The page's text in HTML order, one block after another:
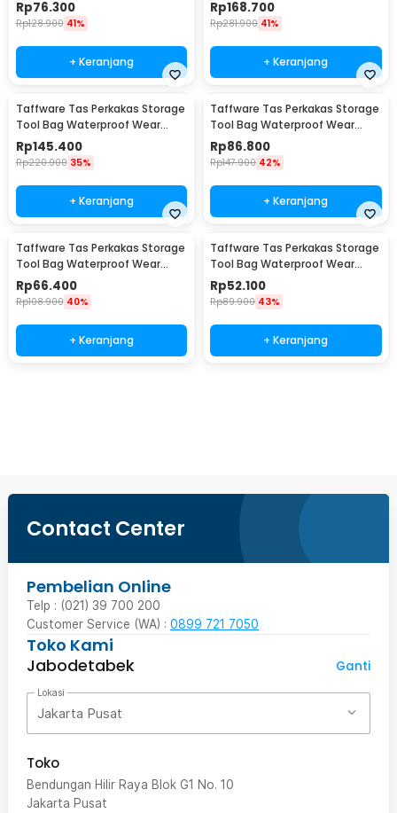
Rp76.300
Rp128.900 41%
+ Keranjang
Rp168.700
Rp281.900 41%
+ Keranjang
Taffware Tas Perkakas Storage
Tool Bag Waterproof Wear
Resistant 21 Inch - A02584
Rp145.400
Rp220.900 35%
+ Keranjang
Taffware Tas Perkakas Storage
Tool Bag Waterproof Wear
Resistant 18 Inch - A03403
Rp86.800
Rp147.900 42%
+ Keranjang
Taffware Tas Perkakas Storage
Tool Bag Waterproof Wear
Resistant 16 Inch - A03403
Rp66.400
Rp108.900 40%
+ Keranjang
Taffware Tas Perkakas Storage
Tool Bag Waterproof Wear
Resistant 13 Inch - A03403
Rp52.100
Rp89.900 43%
+ Keranjang
Contact Center
Pembelian Online
Telp : (021) 39 700 200
Customer Service (WA) : 0899 721 7050
Toko Kami
Jabodetabek
Ganti
Lokasi
Jakarta Pusat
Toko
Bendungan Hilir Raya Blok G1 No. 10
Jakarta Pusat